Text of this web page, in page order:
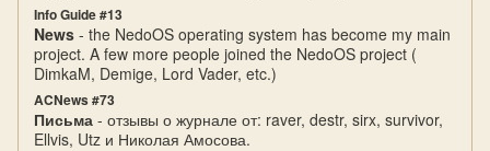
Info Guide #13
News - the NedoOS operating system has become my main
project. A few more people joined the NedoOS project (
DimkaM, Demige, Lord Vader, etc.)
ACNews #73
Письма - отзывы о журнале от: raver, destr, sirx, survivor,
Ellvis, Utz и Николая Амосова.